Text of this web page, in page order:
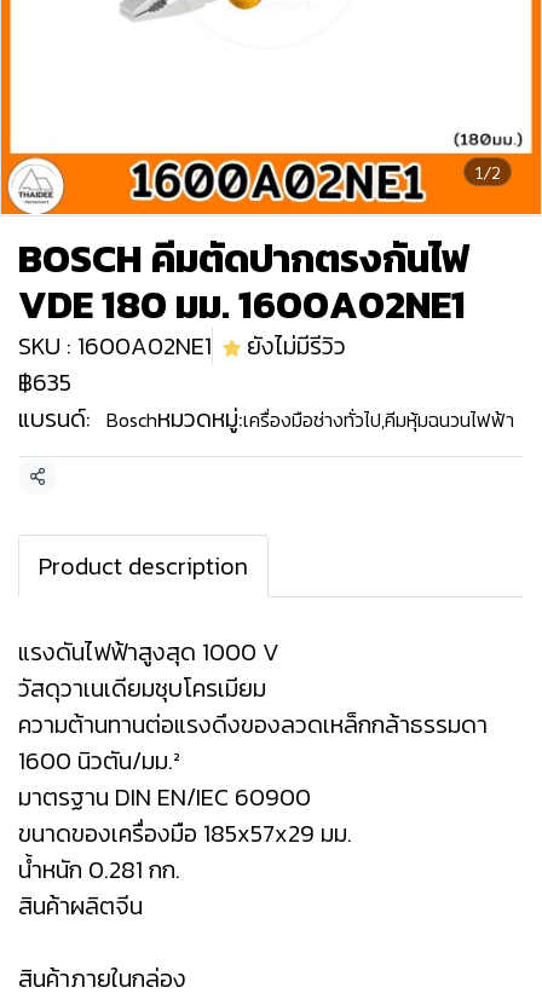
1/2
BOSCH คีมตัดปากตรงกันไฟ
VDE 180 มม. 1600A02NE1
SKU : 1600A02NE1
ยังไม่มีรีวิว
฿635
แบรนด์: Boschหมวดหมู่:เครื่องมือช่างทั่วไป,คีมหุ้มฉนวนไฟฟ้า
แชร์
Product description
แรงดันไฟฟ้าสูงสุด 1000 V
วัสดุวาเนเดียมชุบโครเมียม
ความต้านทานต่อแรงดึงของลวดเหล็กกล้าธรรมดา
1600 นิวตัน/มม.²
มาตรฐาน DIN EN/IEC 60900
ขนาดของเครื่องมือ 185x57x29 มม.
น้ำหนัก 0.281 กก.
สินค้าผลิตจีน
สินค้าภายในกล่อง